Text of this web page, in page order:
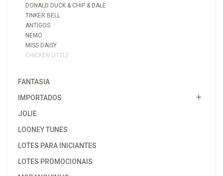
DONALD DUCK & CHIP & DALE
TINKER BELL
ANTIGOS
NEMO
MISS DAISY
CHICKEN LITTLE
FANTASIA
IMPORTADOS
JOLIE
LOONEY TUNES
LOTES PARA INICIANTES
LOTES PROMOCIONAIS